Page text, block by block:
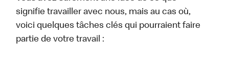
signifie travailler avec nous, mais au cas où,
voici quelques tâches clés qui pourraient faire
partie de votre travail :